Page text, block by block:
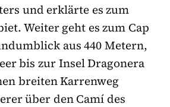
und erklärte es zum
Weiter geht es zum Cap
aus 440 Metern,
bis zur Insel Dragonera
breiten Karrenweg
über den Camí des